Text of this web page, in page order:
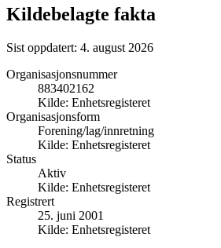
Kildebelagte fakta
Sist oppdatert: 4. august 2026
Organisasjonsnummer
883402162
Kilde: Enhetsregisteret
Organisasjonsform
Forening/lag/innretning
Kilde: Enhetsregisteret
Status
Aktiv
Kilde: Enhetsregisteret
Registrert
25. juni 2001
Kilde: Enhetsregisteret